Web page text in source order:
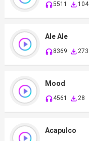
5511 104
Ale Ale
8369 273
Mood
4561 28
Acapulco